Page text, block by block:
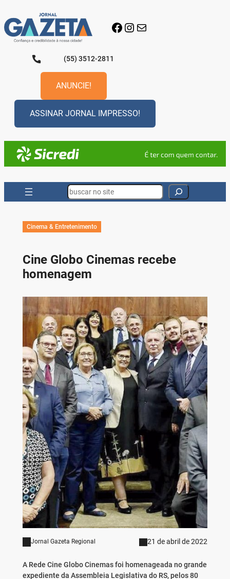
para
o
conteúdo
Facebook
Instagram
E-mail
(55) 3512-2811
ANUNCIE!
ASSINAR JORNAL IMPRESSO!
Search
Cinema & Entretenimento
Cine Globo Cinemas recebe
homenagem
Jornal Gazeta Regional 21 de abril de 2022
A Rede Cine Globo Cinemas foi homenageada no grande
expediente da Assembleia Legislativa do RS, pelos 80